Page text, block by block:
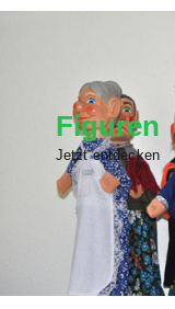
Figuren
Jetzt entdecken